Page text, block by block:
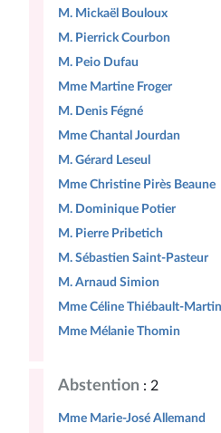
M. Mickaël Bouloux
M. Pierrick Courbon
M. Peio Dufau
Mme Martine Froger
M. Denis Fégné
Mme Chantal Jourdan
M. Gérard Leseul
Mme Christine Pirès Beaune
M. Dominique Potier
M. Pierre Pribetich
M. Sébastien Saint-Pasteur
M. Arnaud Simion
Mme Céline Thiébault-
Mme Mélanie Thomin
Abstention : 2
Mme Marie-José Allemand